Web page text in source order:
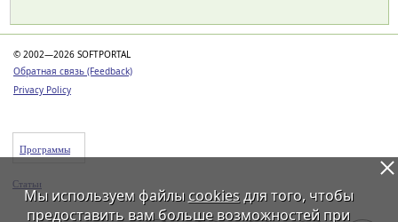
© 2002—2026 SOFTPORTAL
Обратная связь (Feedback)
Privacy Policy
Программы
Статьи
Мы используем файлы cookiesдля того, чтобы
предоставить вам больше возможностей при